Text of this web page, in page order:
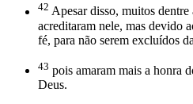
42 Apesar disso, muitos dentre
acreditaram nele, mas devido
fé, para não serem excluídos
43 pois amaram mais a honra
Deus.